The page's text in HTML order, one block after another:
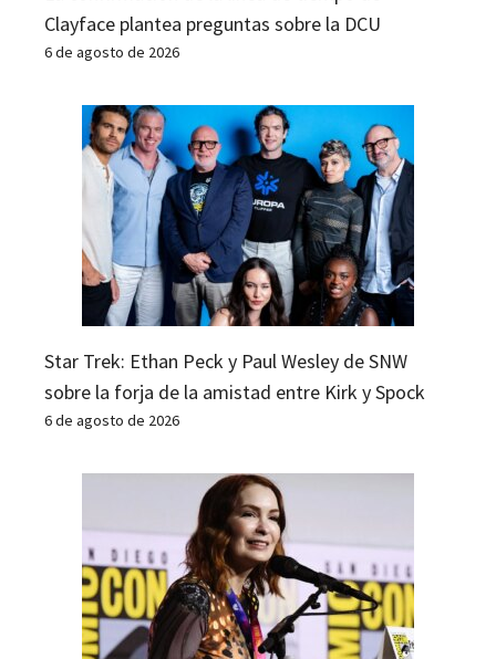
Clayface plantea preguntas sobre la DCU
6 de agosto de 2026
Star Trek: Ethan Peck y Paul Wesley de SNW
sobre la forja de la amistad entre Kirk y Spock
6 de agosto de 2026